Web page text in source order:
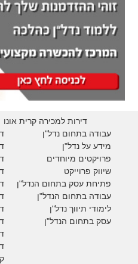
דירות למכירה קרית אונו
עבודה בתחום נדל"ן
מידע על נדל"ן
פרויקטים מיוחדים
שיווק פרוייקט
פתיחת עסק בתחום הנדל"ן
עבודה בתחום הנדל"ן
לימודי תיווך נדל"ן
עסק בתחום הנדל"ן